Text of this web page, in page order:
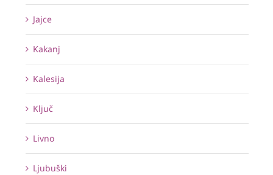
Jajce
Kakanj
Kalesija
Ključ
Livno
Ljubuški